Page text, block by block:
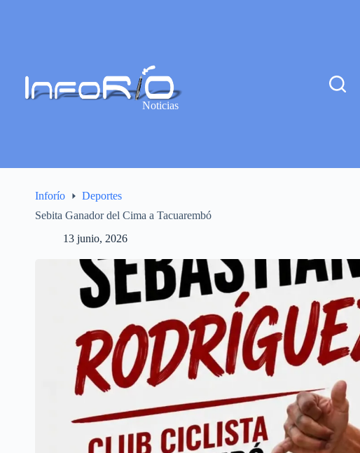
Noticias
Inforío
Deportes
Sebita Ganador del Cima a Tacuarembó
13 junio, 2026